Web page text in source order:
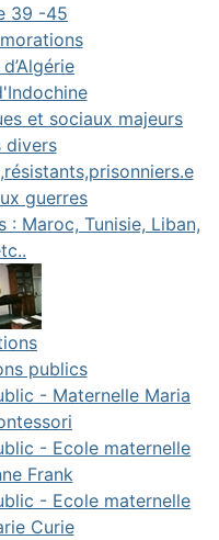
39 -45
et sociaux majeurs
divers
guerres
: Maroc, Tunisie, Liban,
publics
- Maternelle Maria
- Ecole maternelle
Frank
- Ecole maternelle
Curie